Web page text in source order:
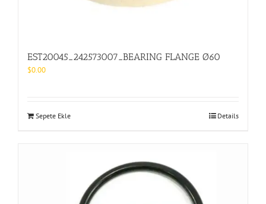
EST20045_242573007_BEARING FLANGE Ø60
$0.00
Sepete Ekle Details